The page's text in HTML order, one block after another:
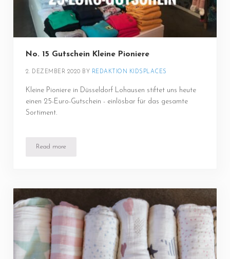
No. 15 Gutschein Kleine Pioniere
2. DEZEMBER 2020 BY REDAKTION KIDSPLACES
Kleine Pioniere in Düsseldorf Lohausen stiftet uns heute
einen 25-Euro-Gutschein - einlösbar für das gesamte
Sortiment.
Read moreNo. 15 Gutschein Kleine Pioniere